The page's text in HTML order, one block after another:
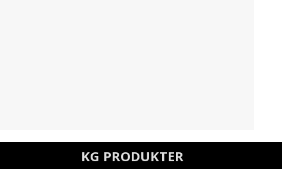
KG PRODUKTER